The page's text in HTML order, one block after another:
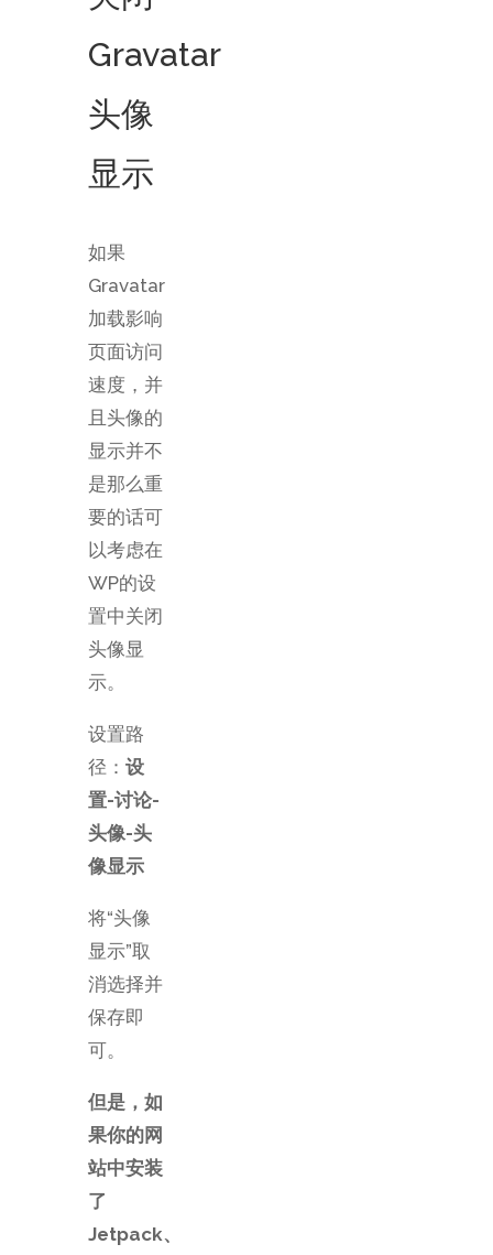
Gravatar
头像
显示
如果
Gravatar
加载影响
页面访问
速度，并
且头像的
显示并不
是那么重
要的话可
以考虑在
WP的设
置中关闭
头像显
示。
设置路
径： 设
置-讨论-
头像-头
像显示
将“头像
显示”取
消选择并
保存即
可。
但是，如
果你的网
站中安装
了
Jetpack、